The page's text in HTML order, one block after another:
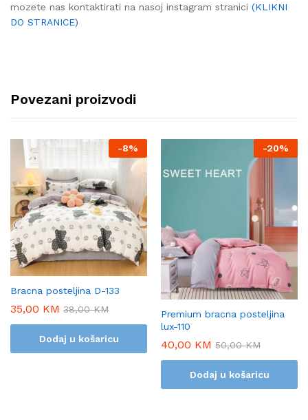
mozete nas kontaktirati na nasoj instagram stranici (KLIKNI
DO STRANICE)
Povezani proizvodi
-8%
Bracna posteljina D-133
35,00 KM 38,00KM
Dodaj u košaricu
-20%
Premium bracna posteljina
lux-110
40,00 KM 50,00KM
Dodaj u košaricu